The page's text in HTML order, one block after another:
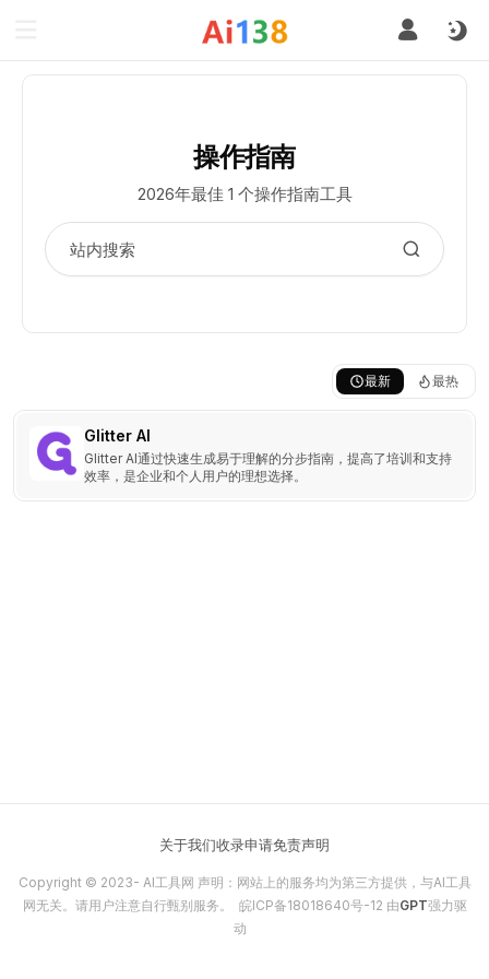
操作指南
2026年最佳 1 个操作指南工具
最新 最热
Glitter AI
Glitter AI通过快速生成易于理解的分步指南，提高了培训和支持
效率，是企业和个人用户的理想选择。
关于我们收录申请免责声明
Copyright © 2023- AI工具网 声明：网站上的服务均为第三方提供，与AI工具
网无关。请用户注意自行甄别服务。 皖ICP备18018640号-12 由GPT强力驱
动